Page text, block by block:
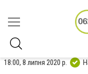
18:00, 8 липня 2020 р.